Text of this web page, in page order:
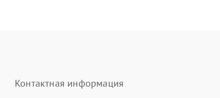
Контактная информация